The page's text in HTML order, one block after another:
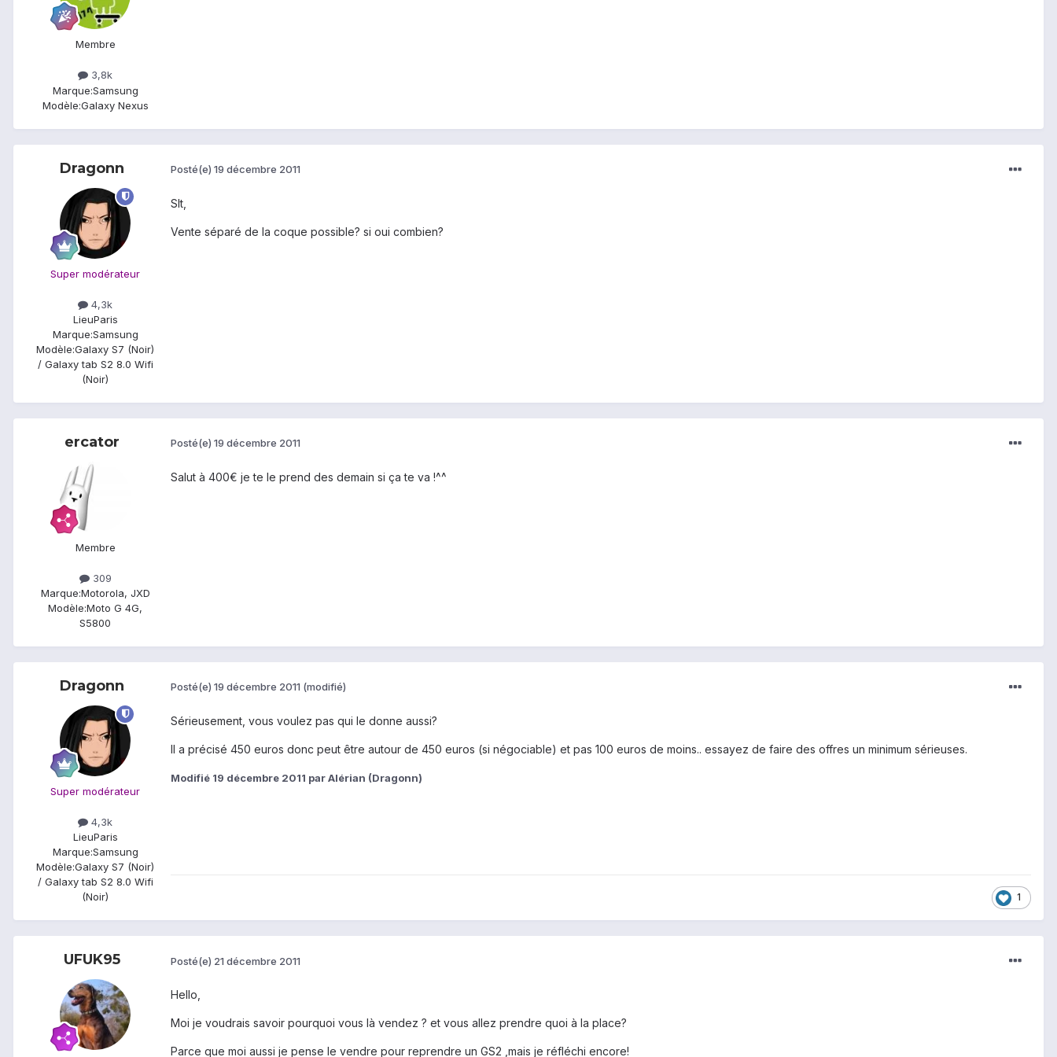
Membre
3,8k
Marque:Samsung
Modèle:Galaxy Nexus
Dragonn
Super modérateur
4,3k
LieuParis
Marque:Samsung
Modèle:Galaxy S7 (Noir)
/ Galaxy tab S2 8.0 Wifi
(Noir)
Posté(e) 19 décembre 2011
Slt,
Vente séparé de la coque possible? si oui combien?
ercator
Membre
309
Marque:Motorola, JXD
Modèle:Moto G 4G,
S5800
Posté(e) 19 décembre 2011
Salut à 400€ je te le prend des demain si ça te va !^^
Dragonn
Super modérateur
4,3k
LieuParis
Marque:Samsung
Modèle:Galaxy S7 (Noir)
/ Galaxy tab S2 8.0 Wifi
(Noir)
Posté(e) 19 décembre 2011 (modifié)
Sérieusement, vous voulez pas qui le donne aussi?
Il a précisé 450 euros donc peut être autour de 450 euros (si négociable) et pas 100 euros de moins.. essayez de faire des offres un minimum sérieuses.
Modifié 19 décembre 2011 par Alérian (Dragonn)
1
UFUK95 Posté(e) 21 décembre 2011
Hello,
Moi je voudrais savoir pourquoi vous là vendez ? et vous allez prendre quoi à la place?
Parce que moi aussi je pense le vendre pour reprendre un GS2 ,mais je réfléchi encore!